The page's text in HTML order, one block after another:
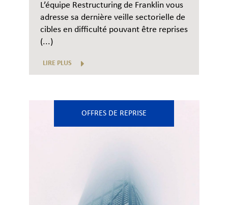
L’équipe Restructuring de Franklin vous
adresse sa dernière veille sectorielle de
cibles en difficulté pouvant être reprises
(...)
LIRE PLUS
OFFRES DE REPRISE